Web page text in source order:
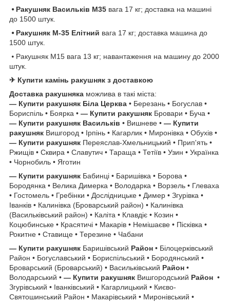
⦁ Ракушняк Васильків М35 вага 17 кг; доставка на машині
до 1500 штук.
⦁ Ракушняк М-35 Елітний вага 17 кг; доставка машина до
1500 штук.
⦁ Ракушняк М15 вага 13 кг; навантаження на машину до 2000
штук.
✈ Купити камінь ракушняк з доставкою
Доставка ракушняка можлива в такі міста:
— Купити ракушняк Біла Церква • Березань • Богуслав •
Бориспіль • Боярка • — Купити ракушняк Бровари • Буча •
— Купити ракушняк Васильків • Вишневе • — Купити
ракушняк Вишгород • Ірпінь • Кагарлик • Миронівка • Обухів •
— Купити ракушняк Переяслав-Хмельницький • Прип'ять •
Ржищів • Сквира • Славутич • Тараща • Тетіїв • Узин • Українка
• Чорнобиль • Яготин
— Купити ракушняк Бабинці • Баришівка • Борова •
Бородянка • Велика Димерка • Володарка • Ворзель • Глеваха
• Гостомель • Гребінки • Дослідницьке • Димер • Згурівка •
Іванків • Калинівка (Броварський район) • Калинівка
(Васильківський район) • Каліта • Клавдіє • Козин •
Коцюбинське • Красятичі • Макарів • Немішаєве • Пісківка •
Рокитне • Ставище • Терезине • Чабани
— Купити ракушняк Баришівський Район • Білоцерківський
Район • Богуславський • Бориспільський • Бородянський •
Броварський (Броварський) • Васильківський Район •
Володарський • — Купити ракушняк Вишгородський Район •
Згурівський • Іванківський • Кагарлицький • Києво-
Святошинський Район • Макарівський • Миронівський •